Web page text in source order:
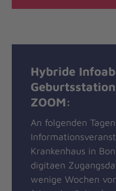
Hybride
ZOOM:
An folgenden
Krankenhaus in
digitaen
wenige Wochen